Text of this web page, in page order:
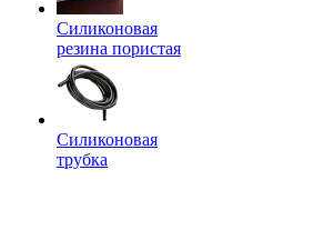
Силиконовая
резина пористая
Силиконовая
трубка